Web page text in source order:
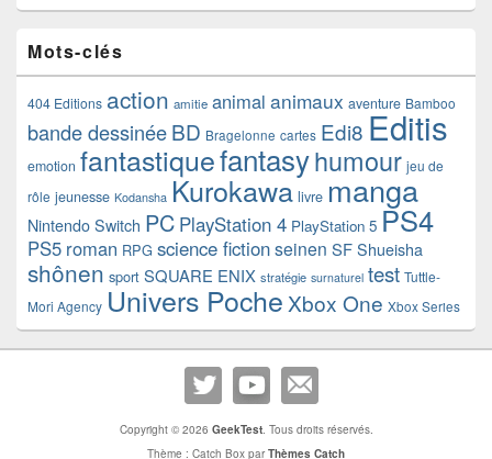
Mots-clés
404 Editions action amitie animal animaux aventure Bamboo
bande dessinéeBD Bragelonne cartes Edi8 Editis
emotion fantastiquefantasyhumour jeu de
rôle jeunesse Kodansha Kurokawa livre manga
Nintendo Switch PC PlayStation 4 PlayStation 5 PS4
PS5 roman RPG science fictionseinen SF Shueisha
shônen sport SQUARE ENIX stratégie surnaturel test Tuttle-
Mori Agency Univers Poche Xbox One Xbox Series
Copyright © 2026 GeekTest. Tous droits réservés.
Thème : Catch Box parThèmes Catch